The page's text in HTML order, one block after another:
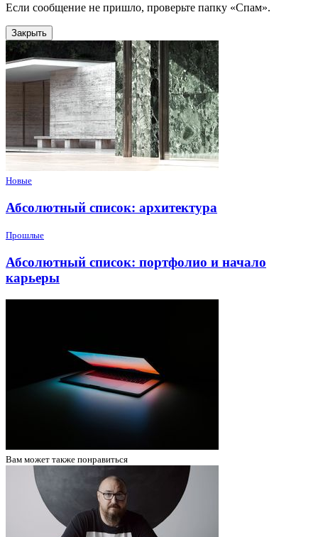
Если сообщение не пришло, проверьте папку «Спам».
Закрыть
Новые
Абсолютный список: архитектура
Прошлые
Абсолютный список: портфолио и начало
карьеры
Вам может также понравиться